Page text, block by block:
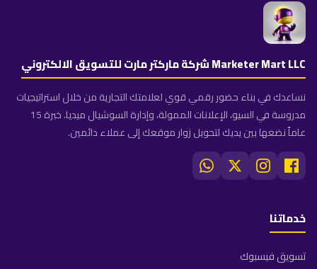
Marketer Mart LLC شركة ماركتر مارت للتسويق الالكتروني
نساعدك في بناء حضور رقمي قوي لعلامتك التجارية من خلال استراتيجيات
مدروسة في السيو، الإعلانات الممولة، وإدارة السوشيال ميديا. خبرة 15
عاماً نضعها بين يديك لتحويل زوار موقعك إلى عملاء دائمين.
خدماتنا
تسويق فيسبوك